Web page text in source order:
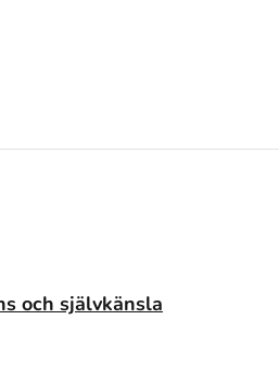
och självkänsla